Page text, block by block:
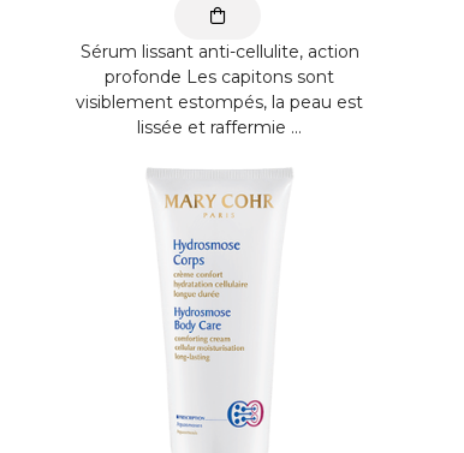
Sérum lissant anti-cellulite, action
profonde Les capitons sont
visiblement estompés, la peau est
lissée et raffermie ...